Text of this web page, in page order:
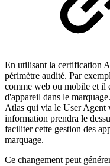
En utilisant la certification
périmètre audité. Par
comme web ou mobile et il
d'appareil dans le
Atlas qui via le User Agent
information prendra le
faciliter cette gestion des
marquage.
Ce changement peut